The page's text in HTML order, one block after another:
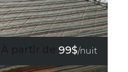
À partir de 99$/nuit